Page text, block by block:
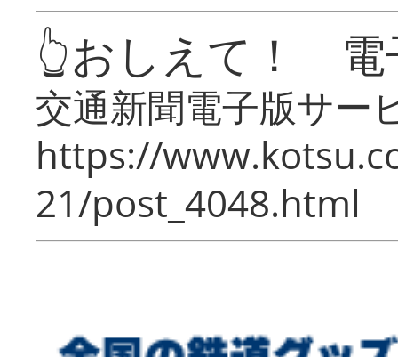
👆おしえて！ 電
交通新聞電子版サー
https://
21/post_4048.html